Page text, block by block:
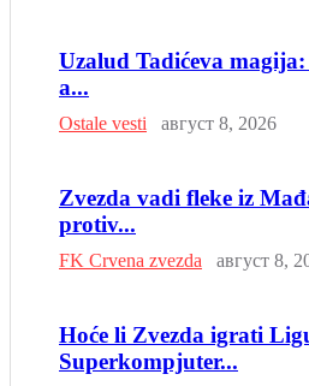
Uzalud Tadićeva
a...
Ostale vesti август 8, 2026
Zvezda vadi fleke iz
protiv...
FK Crvena zvezda август 8,
Hoće li Zvezda igrati
Superkompjuter...